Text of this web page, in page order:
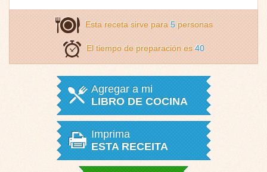
Esta receta sirve para5personas
El tiempo de preparación es40
Agregar a mi
LIBRO DE COCINA
Imprima
ESTA RECEITA